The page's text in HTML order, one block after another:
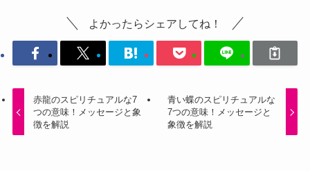
よかったらシェアしてね！
赤龍のスピリチュアルな7
つの意味！メッセージと象
徴を解説
青い蝶のスピリチュアルな
7つの意味！メッセージと
象徴を解説